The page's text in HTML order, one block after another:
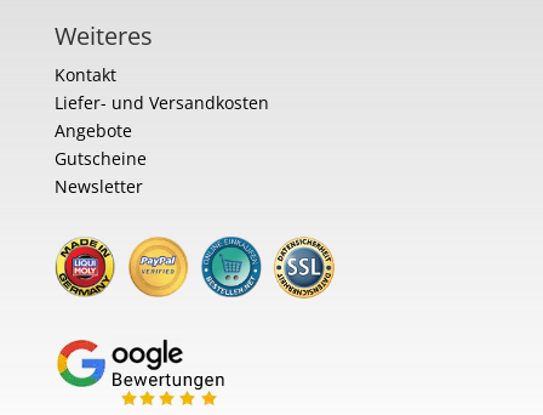
Weiteres
Kontakt
Liefer- und Versandkosten
Angebote
Gutscheine
Newsletter